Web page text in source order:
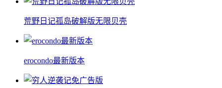
荒野日记孤岛破解版无限贝壳
erocondo最新版本